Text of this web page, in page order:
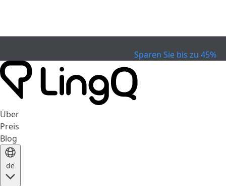
Sparen Sie bis zu 45%
Über
Preis
Blog
de